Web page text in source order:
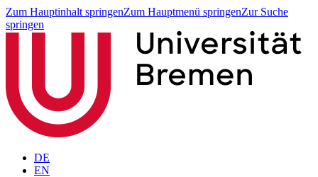
Zum Hauptinhalt springenZum Hauptmenü springenZur Suche
springen
DE
EN